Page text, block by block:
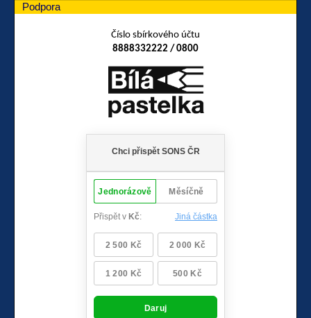
Podpora
Číslo sbírkového účtu
8888332222 / 0800